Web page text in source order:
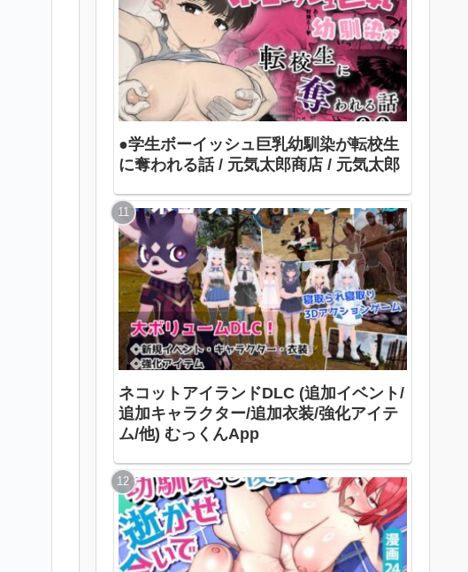
●学生ボーイッシュ巨乳幼馴染が転校生
に奪われる話 / 元気太郎商店 / 元気太郎
ネコットアイランドDLC (追加イベント/
追加キャラクター/追加衣装/強化アイテ
ム/他) むっくんApp